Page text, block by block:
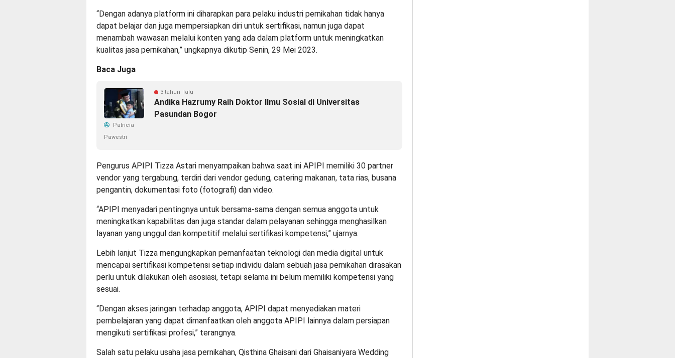
“Dengan adanya platform ini diharapkan para pelaku industri pernikahan tidak hanya
dapat belajar dan juga mempersiapkan diri untuk sertifikasi, namun juga dapat
menambah wawasan melalui konten yang ada dalam platform untuk meningkatkan
kualitas jasa pernikahan,” ungkapnya dikutip Senin, 29 Mei 2023.
Baca Juga
3 tahun lalu
Andika Hazrumy Raih Doktor Ilmu Sosial di Universitas
Pasundan Bogor
Patricia
Pawestri
Pengurus APIPI Tizza Astari menyampaikan bahwa saat ini APIPI memiliki 30 partner
vendor yang tergabung, terdiri dari vendor gedung, catering makanan, tata rias, busana
pengantin, dokumentasi foto (fotografi) dan video.
“APIPI menyadari pentingnya untuk bersama-sama dengan semua anggota untuk
meningkatkan kapabilitas dan juga standar dalam pelayanan sehingga menghasilkan
layanan yang unggul dan kompetitif melalui sertifikasi kompetensi,” ujarnya.
Lebih lanjut Tizza mengungkapkan pemanfaatan teknologi dan media digital untuk
mencapai sertifikasi kompetensi setiap individu dalam sebuah jasa pernikahan dirasakan
perlu untuk dilakukan oleh asosiasi, tetapi selama ini belum memiliki kompetensi yang
sesuai.
“Dengan akses jaringan terhadap anggota, APIPI dapat menyediakan materi
pembelajaran yang dapat dimanfaatkan oleh anggota APIPI lainnya dalam persiapan
mengikuti sertifikasi profesi,” terangnya.
Salah satu pelaku usaha jasa pernikahan, Qisthina Ghaisani dari Ghaisaniyara Wedding